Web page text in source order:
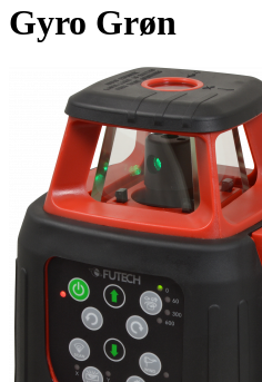
Gyro Grøn